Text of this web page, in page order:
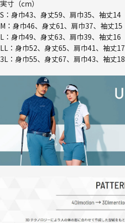
実寸（cm）
S：身巾43、身丈59、肩巾35、袖丈14
M：身巾46、身丈61、肩巾37、袖丈15
L：身巾49、身丈63、肩巾39、袖丈16
LL：身巾52、身丈65、肩巾41、袖丈17
3L：身巾55、身丈67、肩巾43、袖丈18